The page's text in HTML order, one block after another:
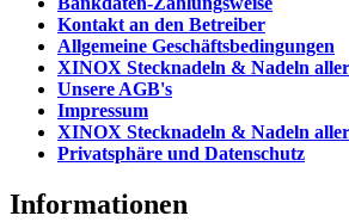
Kontakt an den Betreiber
Allgemeine Geschäftsbedingungen
XINOX Stecknadeln & Nadeln
Unsere AGB's
Impressum
XINOX Stecknadeln & Nadeln
Privatsphäre und Datenschutz
Informationen